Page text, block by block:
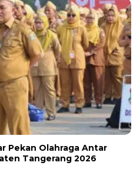
Pekan Olahraga Antar
Tangerang 2026